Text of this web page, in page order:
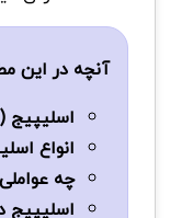
آنچه در این
اسلیپیج (Slippage) چیست و چه مفهومی دارد؟
انواع
چه
اسلیپیج